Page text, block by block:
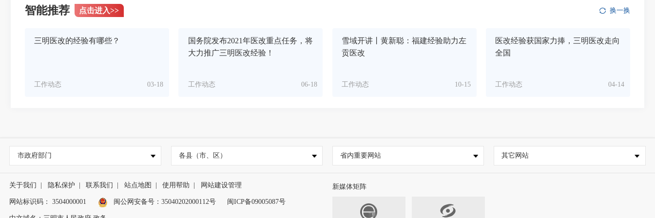
智能推荐 点击进入>> 换一换
三明医改的经验有哪些？
03-18
工作动态
国务院发布2021年医改重点任务，将
大力推广三明医改经验！
06-18
工作动态
雪域开讲丨黄新聪：福建经验助力左
贡医改
10-15
工作动态
医改经验获国家力捧，三明医改走向
全国
04-14
工作动态
市政府部门 各县（市、区） 省内重要网站 其它网站
关于我们 隐私保护 联系我们 站点地图 使用帮助 网站建设管理
网站标识码： 3504000001 闽公网安备号： 35040202000112号 闽ICP备09005087号
新媒体矩阵